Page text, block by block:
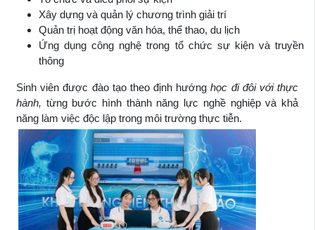
Xây dựng và quản lý chương trình giải trí
Quản trị hoạt động văn hóa, thể thao, du lịch
Ứng dụng công nghệ trong tổ chức sự kiện và truyền
thông
Sinh viên được đào tạo theo định hướnghọc đi đôi với thực
hành, từng bước hình thành năng lực nghề nghiệp và khả
năng làm việc độc lập trong môi trường thực tiễn.